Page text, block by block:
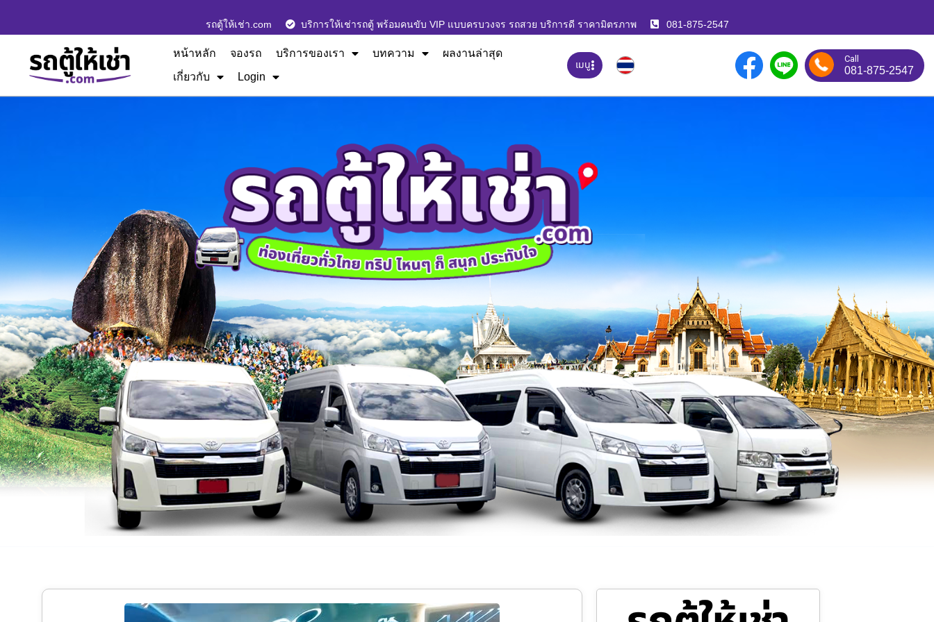
รถตู้ให้เช่า.com บริการให้เช่ารถตู้ พร้อมคนขับ VIP แบบครบวงจร รถสวย บริการดี ราคามิตรภาพ 081-875-2547
หน้าหลัก จองรถ บริการของเรา บทความ
ผลงานล่าสุด
เกี่ยวกับ
Login
เมนู Call
081-875-2547